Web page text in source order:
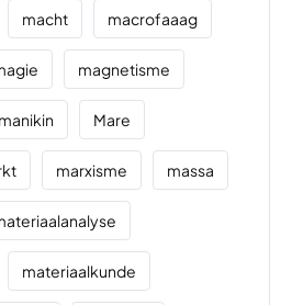
macht macrofaaag
magnetisme
manikin Mare
marxisme massa
materiaalkunde